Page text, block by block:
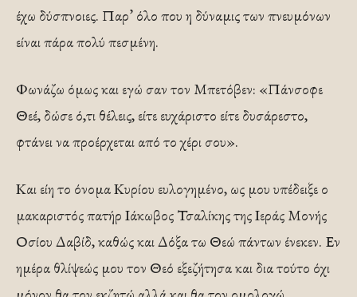
έχω δύσπνοιες. Παρ’ όλο που η δύναμις των πνευμόνων
είναι πάρα πολύ πεσμένη.
Φωνάζω όμως και εγώ σαν τον Μπετόβεν: «Πάνσοφε
Θεέ, δώσε ό,τι θέλεις, είτε ευχάριστο είτε δυσάρεστο,
φτάνει να προέρχεται από το χέρι σου».
Και είη το όνομα Κυρίου ευλογημένο, ως μου υπέ­δειξε ο
μακαριστός πατήρ Ιάκωβος Τσαλίκης της Ιεράς Μονής
Οσίου Δαβίδ, καθώς και Δόξα τω Θεώ πάντων ένεκεν. Εν
ημέρα θλίψεώς μου τον Θεό εξεζήτησα και δια τούτο όχι